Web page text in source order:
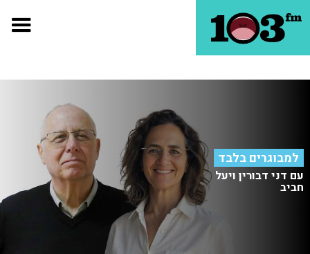
למבוגרים בלבד
עם דני דבורין ויעל
חביב